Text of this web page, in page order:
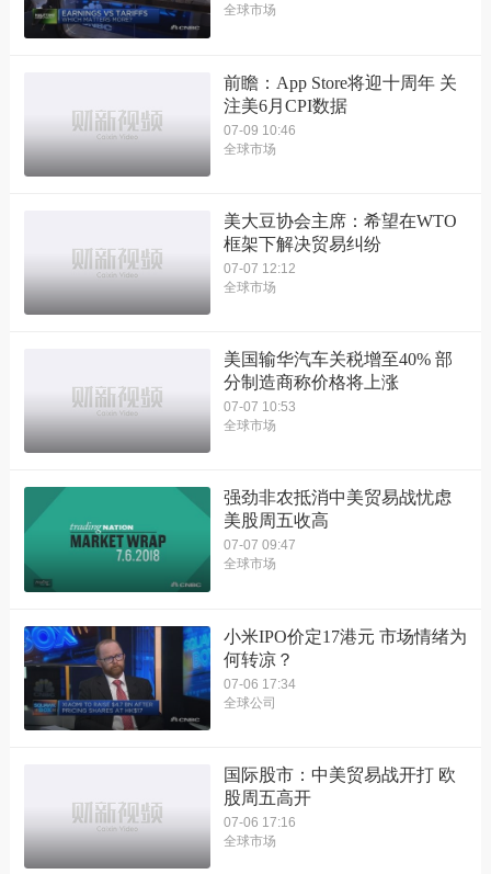
全球市场
前瞻：App Store将迎十周年 关
注美6月CPI数据
07-09 10:46
全球市场
美大豆协会主席：希望在WTO
框架下解决贸易纠纷
07-07 12:12
全球市场
美国输华汽车关税增至40% 部
分制造商称价格将上涨
07-07 10:53
全球市场
强劲非农抵消中美贸易战忧虑
美股周五收高
07-07 09:47
全球市场
小米IPO价定17港元 市场情绪为
何转凉？
07-06 17:34
全球公司
国际股市：中美贸易战开打 欧
股周五高开
07-06 17:16
全球市场